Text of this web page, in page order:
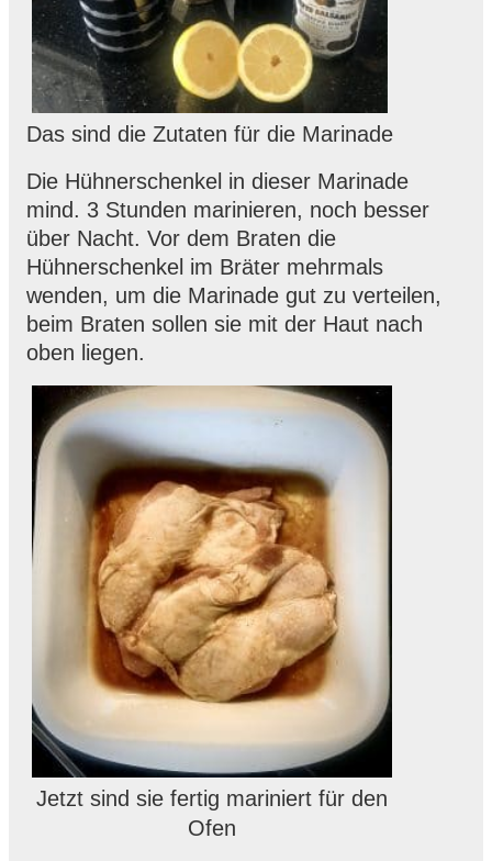
Das sind die Zutaten für die Marinade
Die Hühnerschenkel in dieser Marinade
mind. 3 Stunden marinieren, noch besser
über Nacht. Vor dem Braten die
Hühnerschenkel im Bräter mehrmals
wenden, um die Marinade gut zu verteilen,
beim Braten sollen sie mit der Haut nach
oben liegen.
Jetzt sind sie fertig mariniert für den
Ofen